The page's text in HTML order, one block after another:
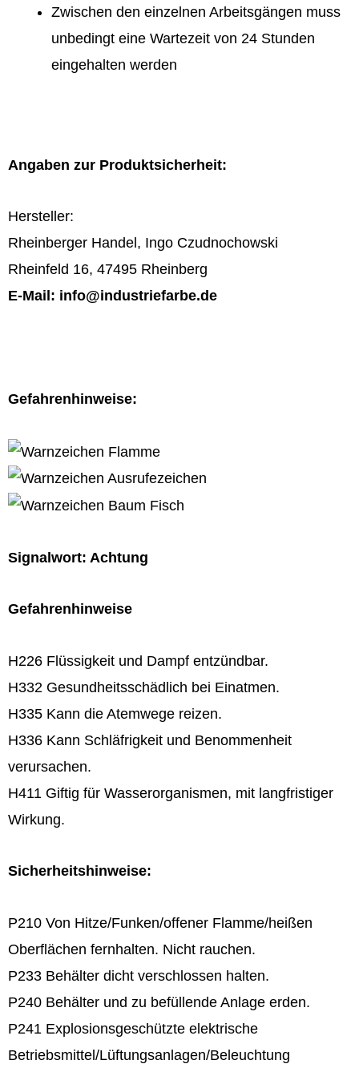
Zwischen den einzelnen Arbeitsgängen muss
unbedingt eine Wartezeit von 24 Stunden
eingehalten werden
Angaben zur Produktsicherheit:
Hersteller:
Rheinberger Handel, Ingo Czudnochowski
Rheinfeld 16, 47495 Rheinberg
E-Mail: info@industriefarbe.de
Gefahrenhinweise:
Signalwort: Achtung
Gefahrenhinweise
H226 Flüssigkeit und Dampf entzündbar.
H332 Gesundheitsschädlich bei Einatmen.
H335 Kann die Atemwege reizen.
H336 Kann Schläfrigkeit und Benommenheit
verursachen.
H411 Giftig für Wasserorganismen, mit langfristiger
Wirkung.
Sicherheitshinweise:
P210 Von Hitze/Funken/offener Flamme/heißen
Oberflächen fernhalten. Nicht rauchen.
P233 Behälter dicht verschlossen halten.
P240 Behälter und zu befüllende Anlage erden.
P241 Explosionsgeschützte elektrische
Betriebsmittel/Lüftungsanlagen/Beleuchtung